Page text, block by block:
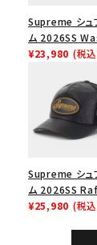
価格から探
Supreme シュ
ム 2026SS
Chino Twill
ノツイル キャン
ップ ブラック
¥23,980 (税
Supreme シュ
ム 2026SS
Mesh Back 5-
¥25,980 (税